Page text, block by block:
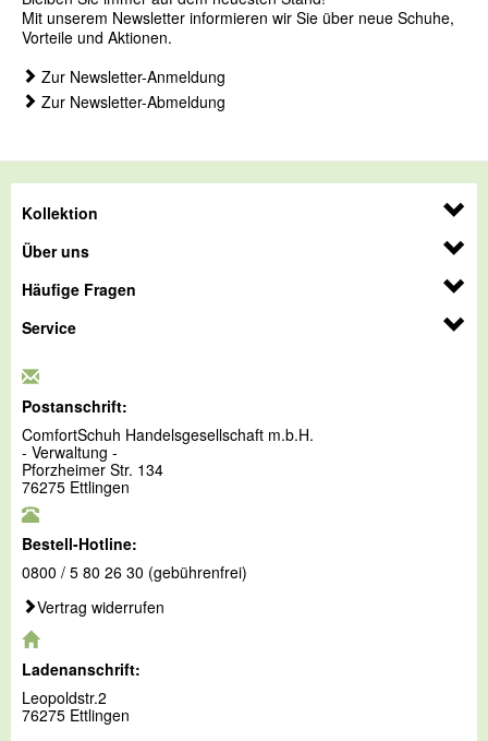
Mit unserem Newsletter informieren wir Sie über neue Schuhe,
Vorteile und Aktionen.
Zur Newsletter-Anmeldung
Zur Newsletter-Abmeldung
Kollektion
Über uns
Häufige Fragen
Service
Postanschrift:
ComfortSchuh Handelsgesellschaft m.b.H.
- Verwaltung -
Pforzheimer Str. 134
76275 Ettlingen
Bestell-Hotline:
0800 / 5 80 26 30 (gebührenfrei)
Vertrag widerrufen
Ladenanschrift:
Leopoldstr.2
76275 Ettlingen